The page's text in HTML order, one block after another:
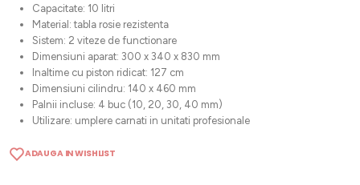
Capacitate: 10 litri
Material: tabla rosie rezistenta
Sistem: 2 viteze de functionare
Dimensiuni aparat: 300 x 340 x 830 mm
Inaltime cu piston ridicat: 127 cm
Dimensiuni cilindru: 140 x 460 mm
Palnii incluse: 4 buc (10, 20, 30, 40 mm)
Utilizare: umplere carnati in unitati profesionale
ADAUGA IN WISHLIST